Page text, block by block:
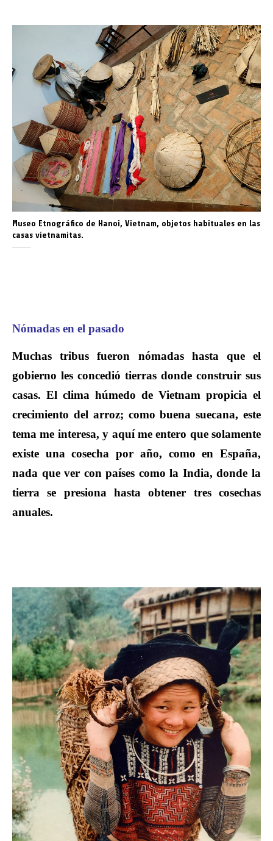
Museo Etnográfico de Hanoi, Vietnam, objetos habituales en las
casas vietnamitas.
Nómadas en el pasado
Muchas tribus fueron nómadas hasta que el
gobierno les concedió tierras donde construir sus
casas. El clima húmedo de Vietnam propicia el
crecimiento del arroz; como buena suecana, este
tema me interesa, y aquí me entero que solamente
existe una cosecha por año, como en España,
nada que ver con países como la India, donde la
tierra se presiona hasta obtener tres cosechas
anuales.